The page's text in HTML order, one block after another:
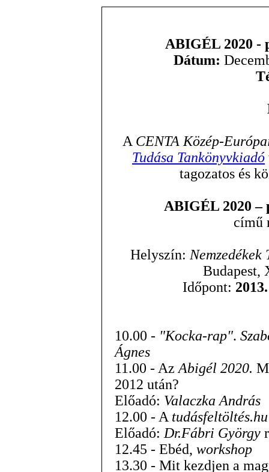
ABIGÉL 2020 -
Dátum:
A CENTA Közép-
Tudása Tankönyvkiadó
tagozatos és
ABIGÉL 2020
című
Helyszín: Nemzedékek
Budapest,
Időpont:
10.00 - "Kocka-rap".
Ágnes
11.00 - Az Abigél 2020.
2012 után?
Előadó: Valaczka András
12.00 - A tudásfeltöltés.hu
Előadó: Dr.Fábri György
12.45 - Ebéd, workshop
13.30 - Mit kezdjen a